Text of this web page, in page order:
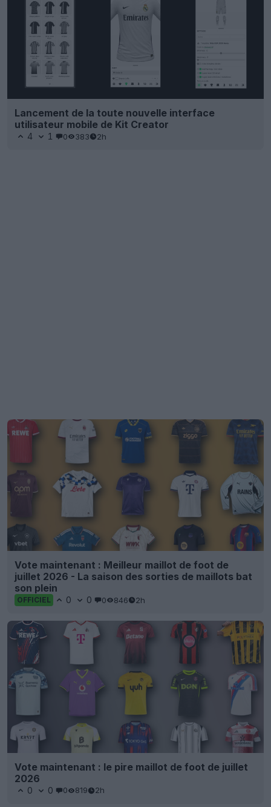
Lancement de la toute nouvelle interface
utilisateur mobile de Kit Creator
4 1 0 383 2h
Vote maintenant : Meilleur maillot de foot de
juillet 2026 - La saison des sorties de maillots bat
son plein
OFFICIEL 0 0 0 846 2h
Vote maintenant : le pire maillot de foot de juillet
2026
0 0 0 819 2h